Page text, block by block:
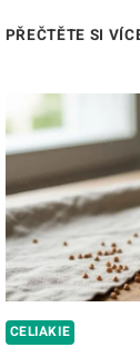
PŘEČTĚTE SI
CELIAKIE